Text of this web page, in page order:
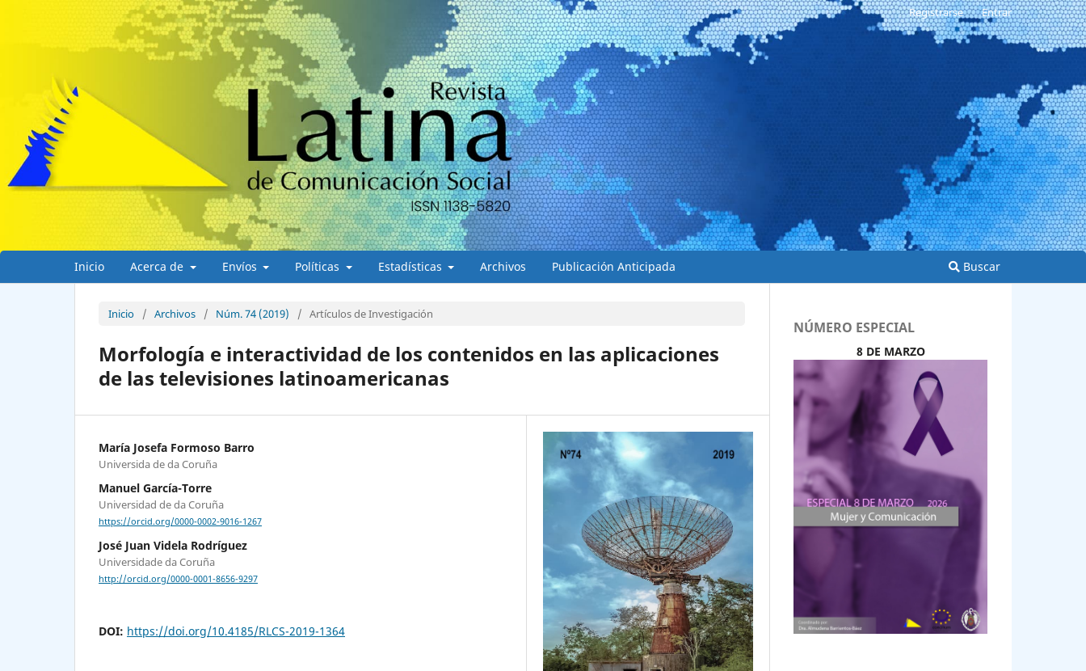
Inicio Acerca de Envíos Políticas Estadísticas Archivos Publicación Anticipada Buscar
Registrarse Entrar
Inicio / Archivos / Núm. 74 (2019) / Artículos de Investigación
Morfología e interactividad de los contenidos en las aplicaciones
de las televisiones latinoamericanas
María Josefa Formoso Barro
Universida de da Coruña
Manuel García-Torre
Universidad de da Coruña
https://orcid.org/0000-0002-9016-1267
José Juan Videla Rodríguez
Universidade da Coruña
http://orcid.org/0000-0001-8656-9297
DOI: https://doi.org/10.4185/RLCS-2019-1364
NÚMERO ESPECIAL
8 DE MARZO